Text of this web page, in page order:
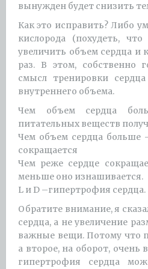
вынужден будет снизить
Как это исправить? Либо
кислорода (похудеть,
увеличить объем сердца и
раз. В этом, собственно
смысл тренировки
внутреннего объема.
Чем объем сердца
питательных веществ
Чем объем сердца больше
сокращается
Чем реже сердце
меньше оно изнашивается.
L и D –гипертрофия сердца.
Обратите внимание, я
сердца, а не увеличение
важные вещи. Потому что
а второе, на оборот, очень
гипертрофия сердца